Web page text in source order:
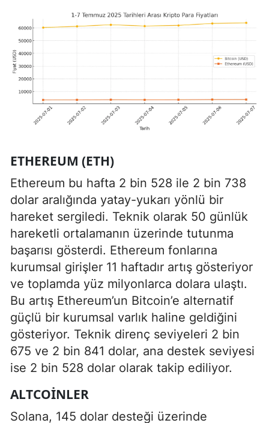
ETHEREUM (ETH)
Ethereum bu hafta 2 bin 528 ile 2 bin 738
dolar aralığında yatay-yukarı yönlü bir
hareket sergiledi. Teknik olarak 50 günlük
hareketli ortalamanın üzerinde tutunma
başarısı gösterdi. Ethereum fonlarına
kurumsal girişler 11 haftadır artış gösteriyor
ve toplamda yüz milyonlarca dolara ulaştı.
Bu artış Ethereum’un Bitcoin’e alternatif
güçlü bir kurumsal varlık haline geldiğini
gösteriyor. Teknik direnç seviyeleri 2 bin
675 ve 2 bin 841 dolar, ana destek seviyesi
ise 2 bin 528 dolar olarak takip ediliyor.
ALTCOINLER
Solana, 145 dolar desteği üzerinde